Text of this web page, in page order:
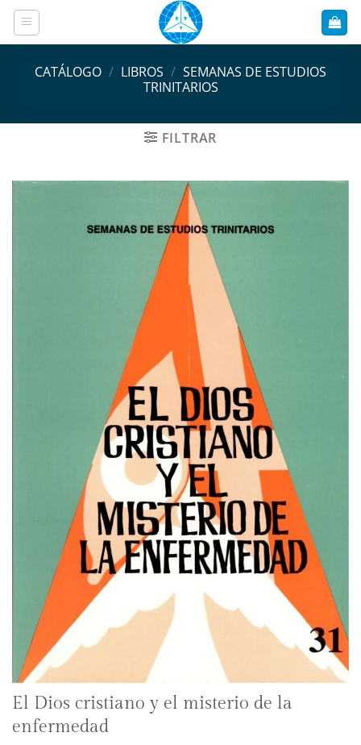
Saltar
contenido
CATÁLOGO / LIBROS / SEMANAS DE ESTUDIOS
TRINITARIOS
FILTRAR
El Dios cristiano y el misterio de la
enfermedad